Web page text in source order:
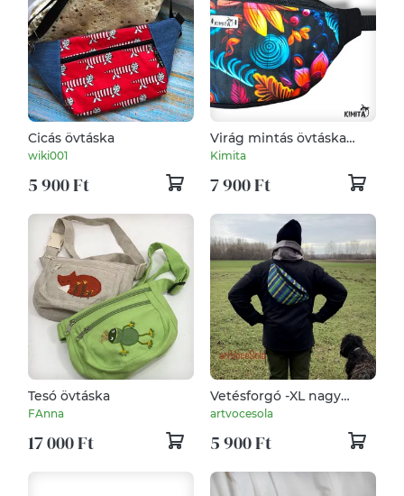
Cicás övtáska
wiki001
5 900 Ft
Virág mintás övtáska
maxi
Kimita
7 900 Ft
Tesó övtáska
FAnna
17 000 Ft
Vetésforgó -XL nagy
Övtáska
artvocesola
5 900 Ft